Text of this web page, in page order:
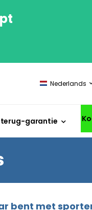
Nederlands
garantie
bent met